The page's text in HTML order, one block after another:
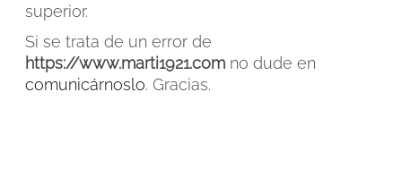
superior.
Si se trata de un error de
https://www.marti1921.com no dude en
comunicárnoslo. Gracias.